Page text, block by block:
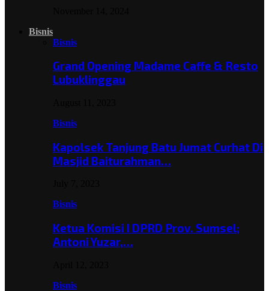
Bisnis
Bisnis
Grand Opening Madame Caffe & Resto
Lubuklinggau
Bisnis
Kapolsek Tanjung Batu Jumat Curhat Di
Masjid Baiturahman…
Bisnis
Ketua Komisi I DPRD Prov. Sumsel;
Antoni Yuzar,…
Bisnis